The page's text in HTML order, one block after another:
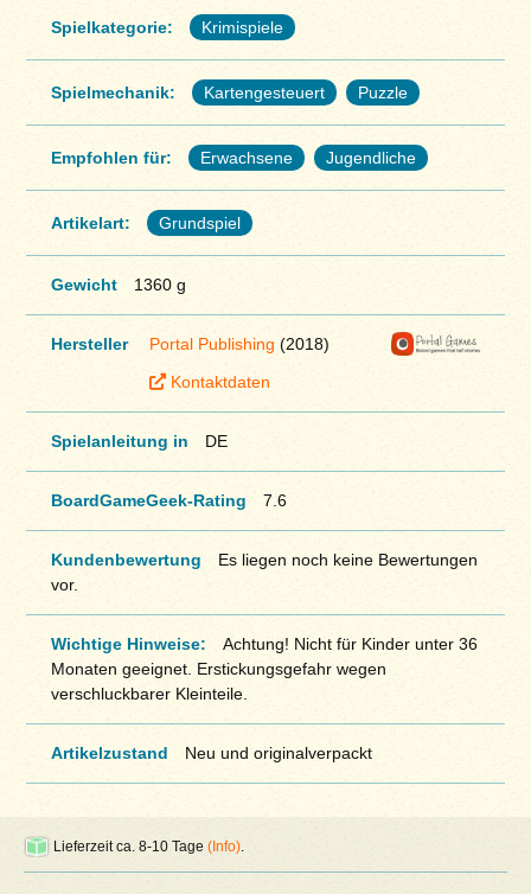
Spielkategorie: Krimispiele
Spielmechanik: Kartengesteuert Puzzle
Empfohlen für: Erwachsene Jugendliche
Artikelart: Grundspiel
Gewicht 1360 g
Hersteller Portal Publishing (2018)
Kontaktdaten
Spielanleitung in DE
BoardGameGeek-Rating 7.6
Kundenbewertung
Es liegen noch keine Bewertungen
vor.
Wichtige Hinweise:
Achtung! Nicht für Kinder unter 36
Monaten geeignet. Erstickungsgefahr wegen
verschluckbarer Kleinteile.
Artikelzustand Neu und originalverpackt
Lieferzeit ca. 8-10 Tage(Info)